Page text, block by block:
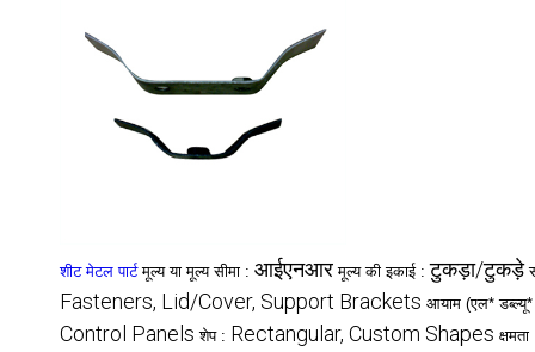
शीट मेटल पार्ट मूल्य या मूल्य सीमा : आईएनआर मूल्य की इकाई : टुकड़ा/टुकड़े
Fasteners, Lid/Cover, Support Brackets आयाम (एल*
Control Panels शेप : Rectangular, Custom Shapes क्षमता